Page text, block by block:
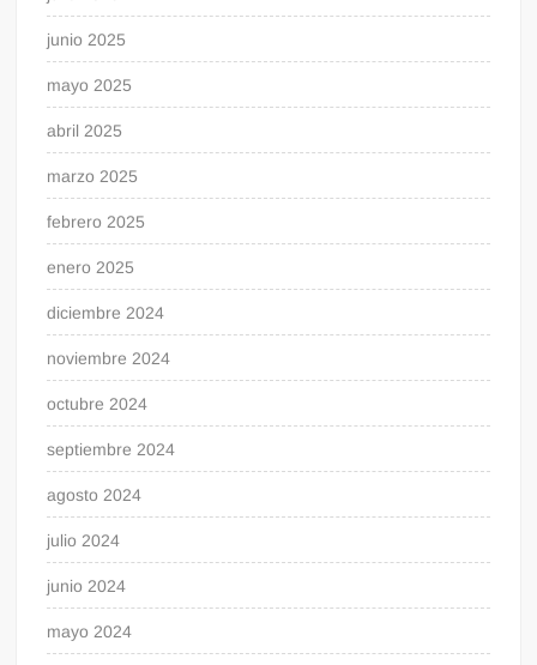
junio 2025
mayo 2025
abril 2025
marzo 2025
febrero 2025
enero 2025
diciembre 2024
noviembre 2024
octubre 2024
septiembre 2024
agosto 2024
julio 2024
junio 2024
mayo 2024